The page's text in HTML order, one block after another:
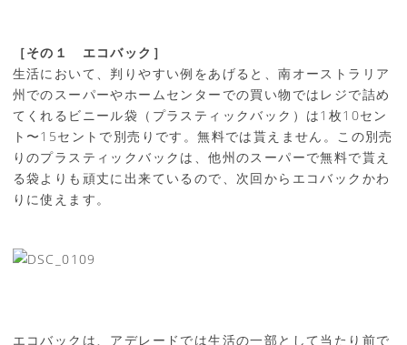
［その１ エコバック］
生活において、判りやすい例をあげると、南オーストラリア
州でのスーパーやホームセンターでの買い物ではレジで詰め
てくれるビニール袋（プラスティックバック）は1枚10セン
ト〜15セントで別売りです。無料では貰えません。この別売
りのプラスティックバックは、他州のスーパーで無料で貰え
る袋よりも頑丈に出来ているので、次回からエコバックかわ
りに使えます。
エコバックは、アデレードでは生活の一部として当たり前で